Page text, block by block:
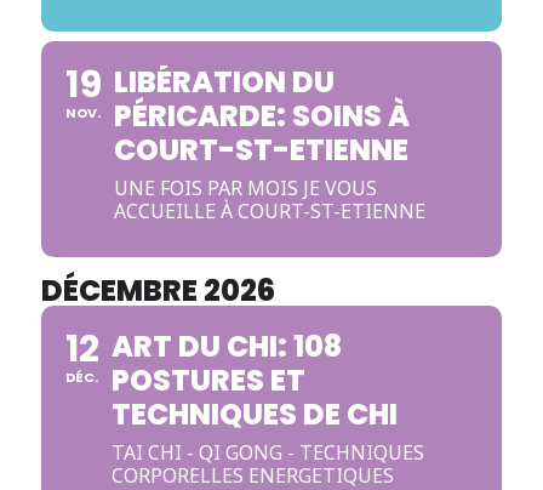
19
NOV.
LIBÉRATION DU
PÉRICARDE: SOINS À
COURT-ST-ETIENNE
UNE FOIS PAR MOIS JE VOUS
ACCUEILLE À COURT-ST-ETIENNE
DÉCEMBRE 2026
12
DÉC.
ART DU CHI: 108
POSTURES ET
TECHNIQUES DE CHI
TAI CHI - QI GONG - TECHNIQUES
CORPORELLES ENERGETIQUES